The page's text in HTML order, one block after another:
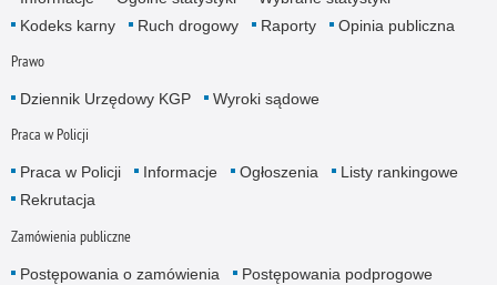
Kodeks karny
Ruch drogowy Raporty Opinia publiczna
Prawo
Dziennik Urzędowy KGP Wyroki sądowe
Praca w Policji
Praca w Policji Informacje Ogłoszenia
Listy rankingowe
Rekrutacja
Zamówienia publiczne
Postępowania o zamówienia
Postępowania podprogowe